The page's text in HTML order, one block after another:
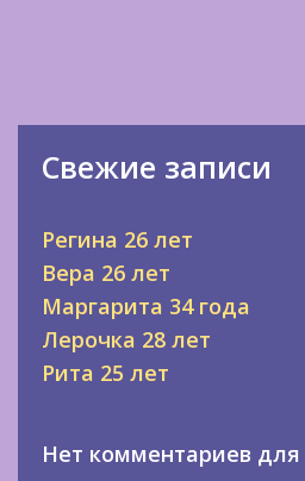
Свежие записи
Регина 26 лет
Вера 26 лет
Маргарита 34 года
Лерочка 28 лет
Рита 25 лет
Нет комментариев для